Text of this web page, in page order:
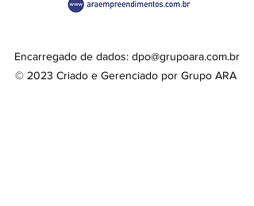
Encarregado de dados: dpo@grupoara.com.br
© 2023 Criado e Gerenciado por Grupo ARA